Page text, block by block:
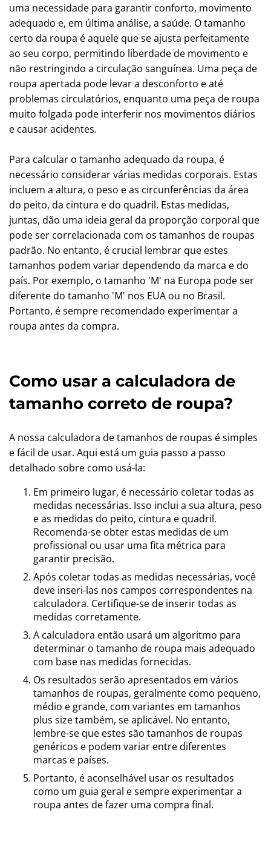
uma necessidade para garantir conforto, movimento
adequado e, em última análise, a saúde. O tamanho
certo da roupa é aquele que se ajusta perfeitamente
ao seu corpo, permitindo liberdade de movimento e
não restringindo a circulação sanguínea. Uma peça de
roupa apertada pode levar a desconforto e até
problemas circulatórios, enquanto uma peça de roupa
muito folgada pode interferir nos movimentos diários
e causar acidentes.
Para calcular o tamanho adequado da roupa, é
necessário considerar várias medidas corporais. Estas
incluem a altura, o peso e as circunferências da área
do peito, da cintura e do quadril. Estas medidas,
juntas, dão uma ideia geral da proporção corporal que
pode ser correlacionada com os tamanhos de roupas
padrão. No entanto, é crucial lembrar que estes
tamanhos podem variar dependendo da marca e do
país. Por exemplo, o tamanho 'M' na Europa pode ser
diferente do tamanho 'M' nos EUA ou no Brasil.
Portanto, é sempre recomendado experimentar a
roupa antes da compra.
Como usar a calculadora de
tamanho correto de roupa?
A nossa calculadora de tamanhos de roupas é simples
e fácil de usar. Aqui está um guia passo a passo
detalhado sobre como usá-la:
Em primeiro lugar, é necessário coletar todas as
medidas necessárias. Isso inclui a sua altura, peso
e as medidas do peito, cintura e quadril.
Recomenda-se obter estas medidas de um
profissional ou usar uma fita métrica para
garantir precisão.
Após coletar todas as medidas necessárias, você
deve inseri-las nos campos correspondentes na
calculadora. Certifique-se de inserir todas as
medidas corretamente.
A calculadora então usará um algoritmo para
determinar o tamanho de roupa mais adequado
com base nas medidas fornecidas.
Os resultados serão apresentados em vários
tamanhos de roupas, geralmente como pequeno,
médio e grande, com variantes em tamanhos
plus size também, se aplicável. No entanto,
lembre-se que estes são tamanhos de roupas
genéricos e podem variar entre diferentes
marcas e países.
Portanto, é aconselhável usar os resultados
como um guia geral e sempre experimentar a
roupa antes de fazer uma compra final.